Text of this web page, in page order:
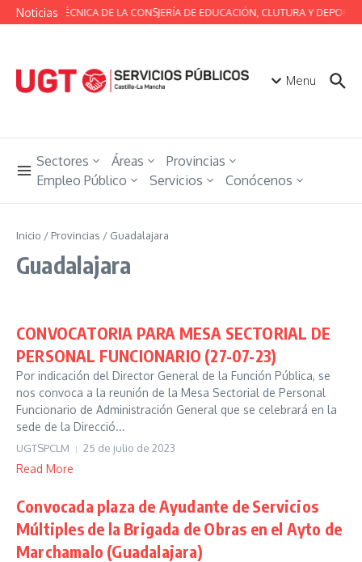
Saltar al contenido
Noticias
MESA TÉCNICA DE LA CONSJERÍA DE EDUCACIÓN, CLUTURA Y
Menu
Sectores Áreas
Provincias
Empleo Público
Servicios Conócenos
Inicio / Provincias / Guadalajara
Guadalajara
CONVOCATORIA PARA MESA SECTORIAL DE
PERSONAL FUNCIONARIO (27-07-23)
Por indicación del Director General de la Función Pública, se
nos convoca a la reunión de la Mesa Sectorial de Personal
Funcionario de Administración General que se celebrará en la
sede de la Direcció...
UGTSPCLM 25 de julio de 2023
Read More
Convocada plaza de Ayudante de Servicios
Múltiples de la Brigada de Obras en el Ayto de
Marchamalo (Guadalajara)